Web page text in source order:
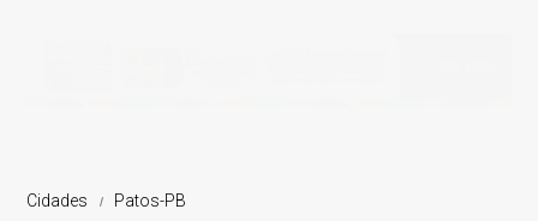
Cidades Patos-PB